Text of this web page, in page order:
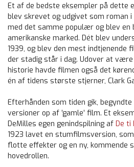
Et af de bedste eksempler på dette
blev skrevet og udgivet som roman i
med det samme populær og blev en
amerikanske marked. Dét blev
1939, og blev den mest indtjenende
der stadig står i dag. Udover at
historie havde filmen også det
én af tidens største stjerner, Clark
Efterhånden som tiden gik,
versioner op af ’gamle’ film. Et
DeMilles egen genindspilning af De ti
1923 lavet en stumfilmsversion,
flotte effekter og en ny, kommende
hovedrollen.